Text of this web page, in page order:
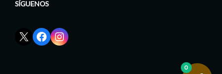
SÍGUENOS
Enlace
red
Enlace
de
Enlace
0